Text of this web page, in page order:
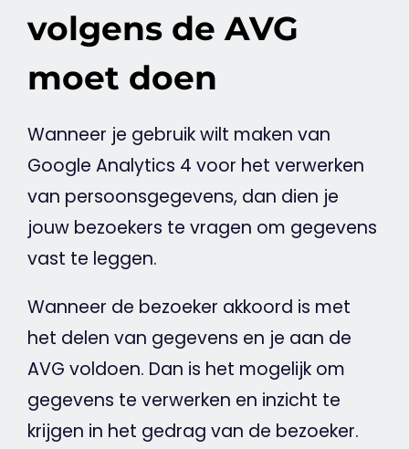
volgens de AVG
moet doen
Wanneer je gebruik wilt maken van
Google Analytics 4 voor het verwerken
van persoonsgegevens, dan dien je
jouw bezoekers te vragen om gegevens
vast te leggen.
Wanneer de bezoeker akkoord is met
het delen van gegevens en je aan de
AVG voldoen. Dan is het mogelijk om
gegevens te verwerken en inzicht te
krijgen in het gedrag van de bezoeker.